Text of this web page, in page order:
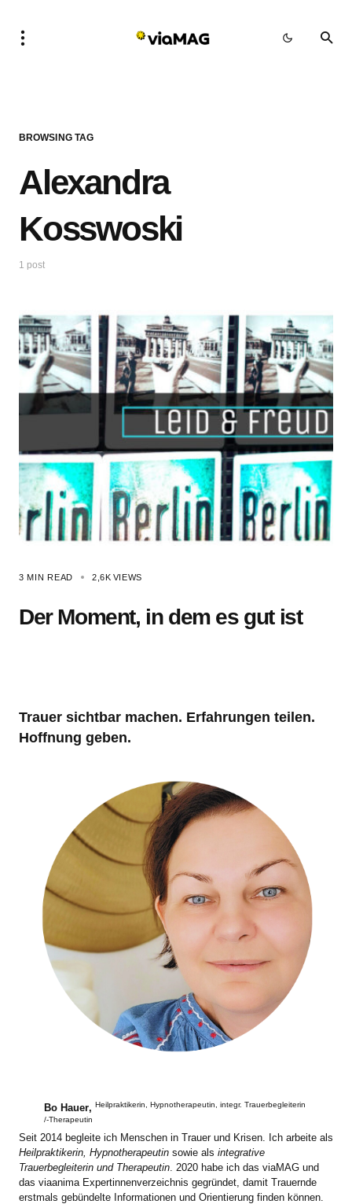
BROWSING TAG
Alexandra
Kosswoski
1 post
3 MIN READ 2,6K VIEWS
Der Moment, in dem es gut ist
Trauer sichtbar machen. Erfahrungen teilen.
Hoffnung geben.
Bo Hauer, Heilpraktikerin, Hypnotherapeutin, integr. Trauerbegleiterin
/-Therapeutin
Seit 2014 begleite ich Menschen in Trauer und Krisen. Ich arbeite als
Heilpraktikerin, Hypnotherapeutin sowie als integrative
Trauerbegleiterin und Therapeutin. 2020 habe ich das viaMAG und
das viaanima Expertinnenverzeichnis gegründet, damit Trauernde
erstmals gebündelte Informationen und Orientierung finden können.